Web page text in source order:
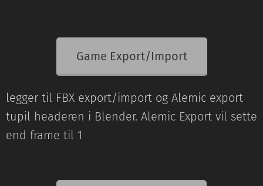
Game Export/Import
legger til FBX export/import og Alemic export
tupil headeren i Blender. Alemic Export vil sette
end frame til 1